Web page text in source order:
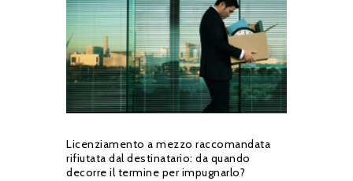
Licenziamento a mezzo raccomandata
rifiutata dal destinatario: da quando
decorre il termine per impugnarlo?